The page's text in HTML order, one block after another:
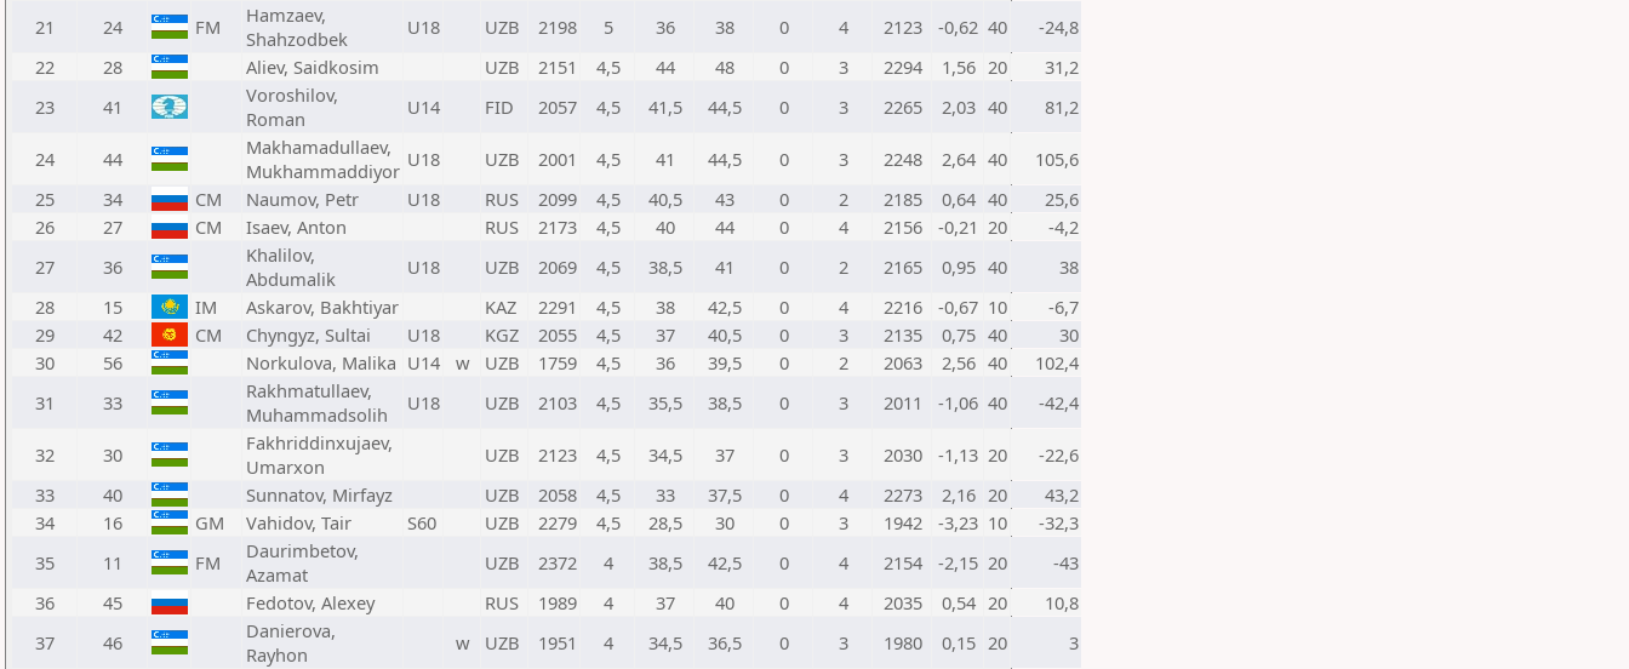
21
24 FM
Hamzaev,
Shahzodbek
U18 UZB 2198 5 36 38 0 4 2123 -0,62 40
-24,8
22
28 Aliev, Saidkosim UZB 2151 4,5 44 48 0 3 2294 1,56 20
31,2
23
41
Voroshilov,
Roman
U14 FID 2057 4,5 41,5 44,5 0 3 2265 2,03 40 81,2
24 44
Makhamadullaev,
Mukhammaddiyor U18 UZB 2001 4,5 41 44,5 0 3 2248 2,64 40
105,6
25
34 CM Naumov, Petr U18 RUS 2099 4,5 40,5 43 0 2 2185 0,64 40
25,6
26
27 CM Isaev, Anton RUS 2173 4,5 40 44 0 4 2156 -0,21 20
-4,2
27
36
Khalilov,
Abdumalik
U18 UZB 2069 4,5 38,5 41 0 2 2165 0,95 40
38
28
15 IM Askarov, Bakhtiyar KAZ 2291 4,5 38 42,5 0 4 2216 -0,67 10
-6,7
29
42 CM Chyngyz, Sultai U18 KGZ 2055 4,5 37 40,5 0 3 2135 0,75 40
30
30
56 Norkulova, Malika U14 w UZB 1759 4,5 36 39,5 0 2 2063 2,56 40
102,4
31
33
Rakhmatullaev,
Muhammadsolih
U18 UZB 2103 4,5 35,5 38,5 0 3 2011 -1,06 40 -42,4
32 30
Fakhriddinxujaev,
Umarxon
UZB 2123 4,5 34,5 37 0 3 2030 -1,13 20
-22,6
33
40 Sunnatov, Mirfayz UZB 2058 4,5 33 37,5 0 4 2273 2,16 20
43,2
34
16 GM Vahidov, Tair S60 UZB 2279 4,5 28,5 30 0 3 1942 -3,23 10
-32,3
35
11 FM
Daurimbetov,
Azamat
UZB 2372 4 38,5 42,5 0 4 2154 -2,15 20
-43
36
45 Fedotov, Alexey RUS 1989 4 37 40 0 4 2035 0,54 20
10,8
37
46
Danierova,
Rayhon
w UZB 1951 4 34,5 36,5 0 3 1980 0,15 20 3